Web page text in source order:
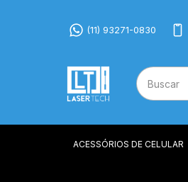
(11) 93271-0830
ACESSÓRIOS DE CELULAR